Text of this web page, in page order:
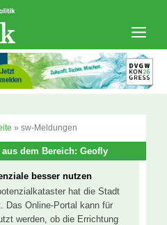
» sw-Meldungen
dem Bereich: Geofly
besser nutzen
hat die Stadt
Das Online-Portal kann für
werden, ob die Errichtung